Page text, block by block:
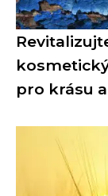
pro krásu